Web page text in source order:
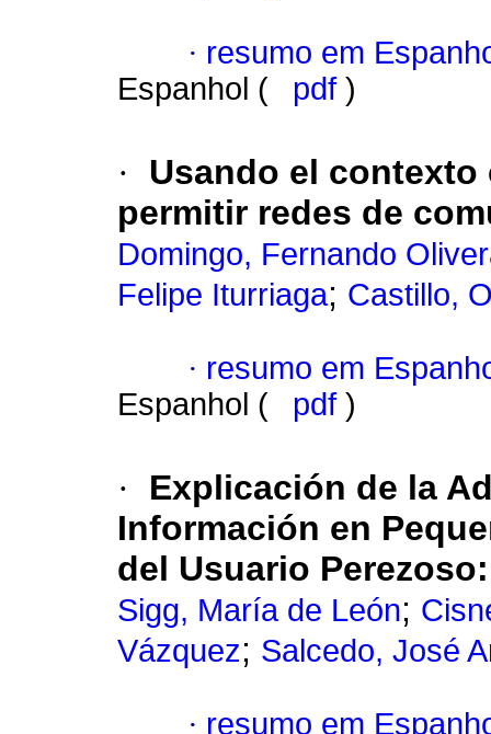
· resumo em
Espanhol (
pdf )
·
Usando el
permitir redes de
Domingo, Fernando
Felipe Iturriaga; Castillo,
· resumo em
Espanhol (
pdf )
·
Explicación de la
Información en
del Usuario Perezoso
Sigg, María de León;
Vázquez; Salcedo, José
· resumo em